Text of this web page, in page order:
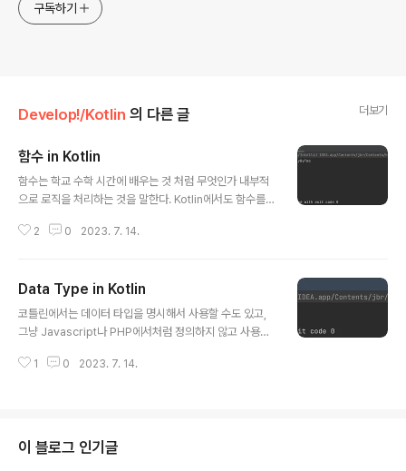
구독하기
Develop!/Kotlin 의 다른 글 더보기
함수 in Kotlin
함수는 학교 수학 시간에 배우는 것 처럼 무엇인가 내부적
으로 로직을 처리하는 것을 말한다. Kotlin에서도 함수를
자 fun main() { val r = multiplyByTwo(5) println(r)
wo(i: Int): Int { println("Inside multiplyByTwo") ret
urn i * 2 } fun multiplyByThree(i: Int): Int = i * 3 fu
n multiplyByFour(i: Int) = i * 4 fun sayHello..
2 0 2023. 7. 14.
Data Type in Kotlin
코틀린에서는 데이터 타입을 명시해서 사용할 수도 있고,
그냥 Javascript나 PHP에서처럼 정의하지 않고 사용할
r p = 1.2 val m: Int = 1 var q: Double = 1.2 val r = n
로 다양하게 쓰이지만 kotlin에서는 단 두 가지만 쓰이나
보다. 스크립트 언어에서 타입을 추론해서 변수의 타입을
1 0 2023. 7. 14.
이 블로그 인기글